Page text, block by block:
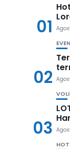
01
02
03
VOLI